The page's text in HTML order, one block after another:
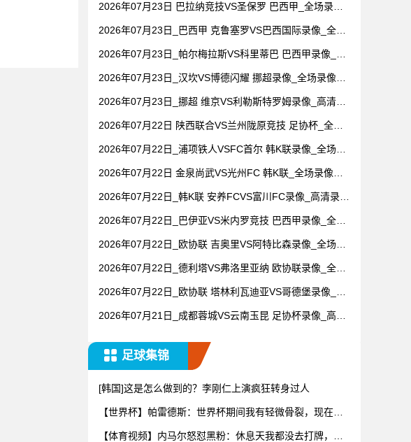
2026年07月23日 巴拉纳竞技VS圣保罗 巴西甲_全场录像
2026年07月23日_巴西甲 克鲁塞罗VS巴西国际录像_全场
2026年07月23日_帕尔梅拉斯VS科里蒂巴 巴西甲录像_高
2026年07月23日_汉坎VS博德闪耀 挪超录像_全场录像
2026年07月23日_挪超 维京VS利勒斯特罗姆录像_高清录
2026年07月22日 陕西联合VS兰州陇原竞技 足协杯_全场
2026年07月22日_浦项铁人VSFC首尔 韩K联录像_全场录
2026年07月22日 金泉尚武VS光州FC 韩K联_全场录像
2026年07月22日_韩K联 安养FCVS富川FC录像_高清录像
2026年07月22日_巴伊亚VS米内罗竞技 巴西甲录像_全场
2026年07月22日_欧协联 吉奥里VS阿特比森录像_全场录
2026年07月22日_德利塔VS弗洛里亚纳 欧协联录像_全场
2026年07月22日_欧协联 塔林利瓦迪亚VS哥德堡录像_全
2026年07月21日_成都蓉城VS云南玉昆 足协杯录像_高清
足球集锦
[韩国]这是怎么做到的？李刚仁上演疯狂转身过人
【世界杯】帕雷德斯：世界杯期间我有轻微骨裂，现在好
【体育视频】内马尔怒怼黑粉：休息天我都没去打牌，别